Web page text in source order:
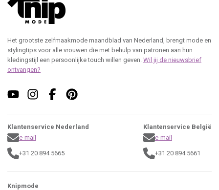
Het grootste zelfmaakmode maandblad van Nederland, brengt mode en
stylingtips voor alle vrouwen die met behulp van patronen aan hun
kledingstijl een persoonlijke touch willen geven. Wil jij de nieuwsbrief
ontvangen?
Klantenservice Nederland
e-mail
+31 20 894 5665
Klantenservice België
e-mail
+31 20 894 5661
Knipmode